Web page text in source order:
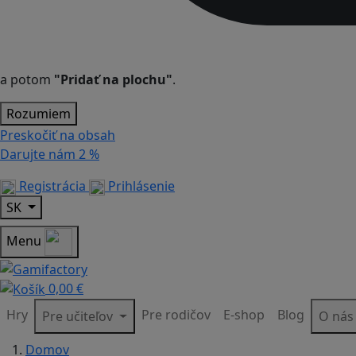
a potom "Pridať na plochu".
Rozumiem
Preskočiť na obsah
Darujte nám 2 %
Registrácia
Prihlásenie
SK
Menu
0,00 €
Hry
Pre učiteľov Pre rodičov E-shop Blog
O nás
Domov